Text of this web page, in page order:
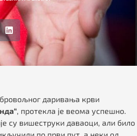
даривања крви
, протекла је веома успешно.
су вишеструки даваоци, али било
по први пут, а неки од